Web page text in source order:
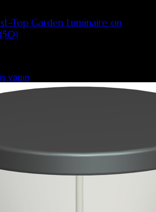
Top Garden Luminaire on
yapın